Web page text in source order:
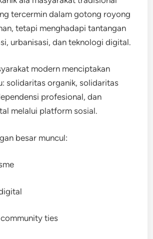
tercermin dalam gotong royong
tetapi menghadapi tantangan
urbanisasi, dan teknologi digital.
modern menciptakan
solidaritas organik, solidaritas
profesional, dan
melalui platform sosial.
besar muncul:
ties